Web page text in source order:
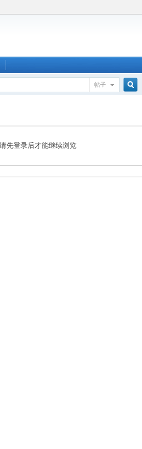
帖子
请先登录后才能继续浏览